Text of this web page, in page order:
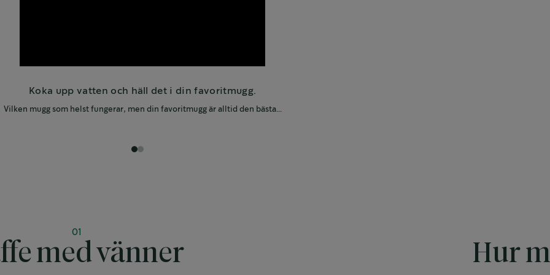
Koka upp vatten och häll det i din favoritmugg.
Vilken mugg som helst fungerar, men din favoritmugg är alltid den bästa...
1
01
med vänner Hur